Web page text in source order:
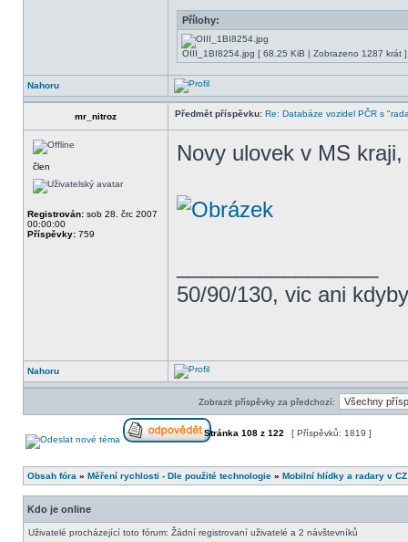
Přílohy:
OIII_1BI8254.jpg [ 68.25 KiB | Zobrazeno 1287 krát ]
Nahoru
mr_nitroz Předmět příspěvku: Re: Databáze vozidel PČR s
člen
Registrován: sob 28. črc 2007
00:00:00
Příspěvky: 759
Novy ulovek v MS
50/90/130, vic ani
Nahoru
Zobrazit příspěvky za předchozí:
Stránka 108 z 122 [ Příspěvků: 1819 ]
Obsah fóra » Měření rychlosti - Dle použité technologie » Mobilní hlídky a radary v CZ
Kdo je online
Uživatelé procházející toto fórum: Žádní registrovaní uživatelé a 2 návštevníků